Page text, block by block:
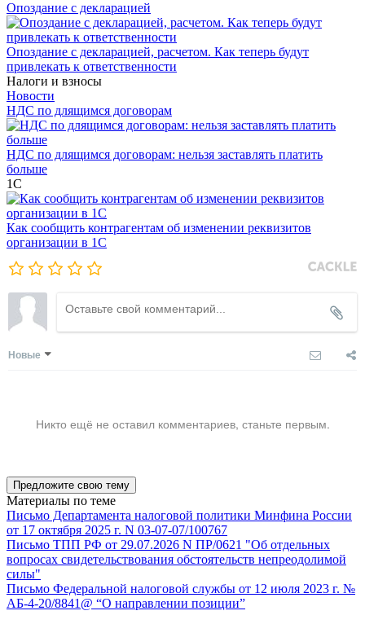
Опоздание с декларацией
Опоздание с декларацией, расчетом. Как теперь будут
привлекать к ответственности
Налоги и взносы
Новости
НДС по длящимся договорам
НДС по длящимся договорам: нельзя заставлять платить
больше
1С
Как сообщить контрагентам об изменении реквизитов
организации в 1C
Новые
Никто ещё не оставил комментариев, станьте первым.
Предложите свою тему
Материалы по теме
Письмо Департамента налоговой политики Минфина России
от 17 октября 2025 г. N 03-07-07/100767
Письмо ТПП РФ от 29.07.2026 N ПР/0621 "Об отдельных
вопросах свидетельствования обстоятельств непреодолимой
силы"
Письмо Федеральной налоговой службы от 12 июля 2023 г. №
АБ-4-20/8841@ “О направлении позиции”